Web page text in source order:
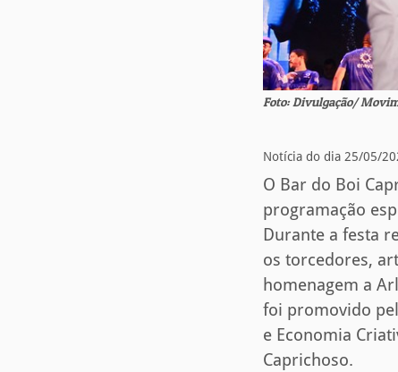
Foto: Divulgação/
Notícia do dia 25/05/
O Bar do Boi
programação
Durante a festa
os torcedores,
homenagem a
foi promovido
e Economia
Caprichoso.